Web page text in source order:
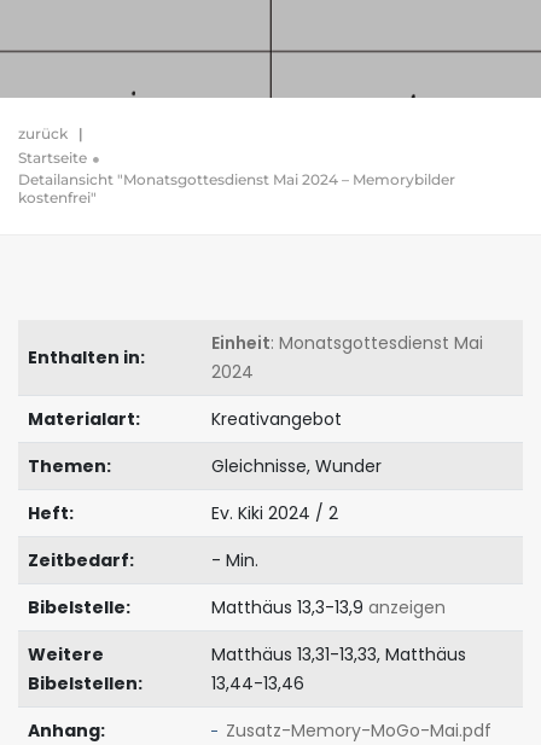
zurück |
Startseite
Detailansicht "Monatsgottesdienst Mai 2024 – Memorybilder
kostenfrei"
Enthalten in:
Einheit: Monatsgottesdienst Mai
2024
Materialart:
Kreativangebot
Themen:
Gleichnisse, Wunder
Heft:
Ev. Kiki 2024 / 2
Zeitbedarf:
- Min.
Bibelstelle:
Matthäus 13,3-13,9 anzeigen
Weitere
Bibelstellen:
Matthäus 13,31-13,33, Matthäus
13,44-13,46
Anhang:
Zusatz-Memory-MoGo-Mai.pdf